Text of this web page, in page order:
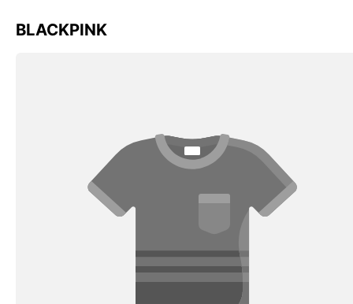
BLACKPINK